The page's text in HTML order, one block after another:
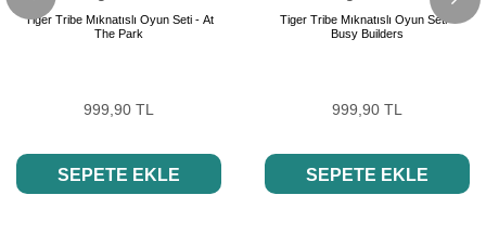
Tiger Tribe Mıknatıslı Oyun Seti - At
The Park
999,90 TL
SEPETE EKLE
Tiger Tribe Mıknatıslı Oyun Seti -
Busy Builders
999,90 TL
SEPETE EKLE